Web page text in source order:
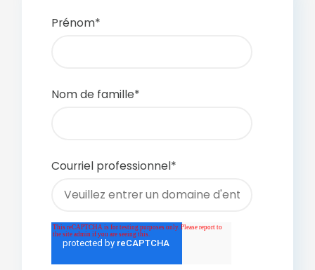
Prénom*
Nom de famille*
Courriel professionnel*